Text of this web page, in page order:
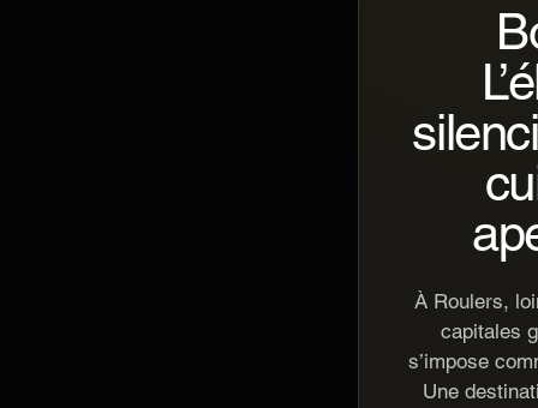
À Roulers,
capitales
s’impose
Une